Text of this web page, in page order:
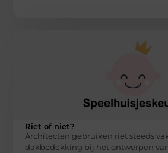
Riet of niet?
Architecten gebruiken riet steeds
dakbedekking bij het ontwerpen